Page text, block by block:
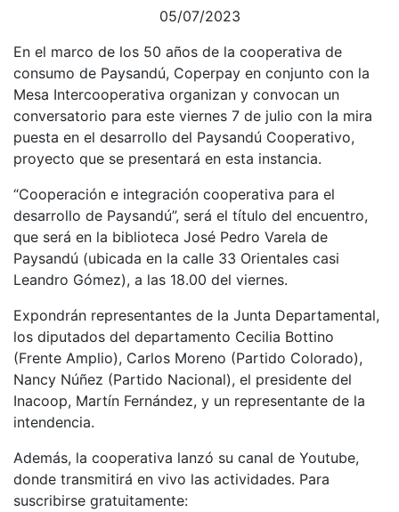
05/07/2023
En el marco de los 50 años de la cooperativa de
consumo de Paysandú, Coperpay en conjunto con la
Mesa Intercooperativa organizan y convocan un
conversatorio para este viernes 7 de julio con la mira
puesta en el desarrollo del Paysandú Cooperativo,
proyecto que se presentará en esta instancia.
“Cooperación e integración cooperativa para el
desarrollo de Paysandú”, será el título del encuentro,
que será en la biblioteca José Pedro Varela de
Paysandú (ubicada en la calle 33 Orientales casi
Leandro Gómez), a las 18.00 del viernes.
Expondrán representantes de la Junta Departamental,
los diputados del departamento Cecilia Bottino
(Frente Amplio), Carlos Moreno (Partido Colorado),
Nancy Núñez (Partido Nacional), el presidente del
Inacoop, Martín Fernández, y un representante de la
intendencia.
Además, la cooperativa lanzó su canal de Youtube,
donde transmitirá en vivo las actividades. Para
suscribirse gratuitamente: